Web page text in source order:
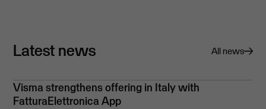
Latest news All news
Visma strengthens offering in Italy with
FatturaElettronica App